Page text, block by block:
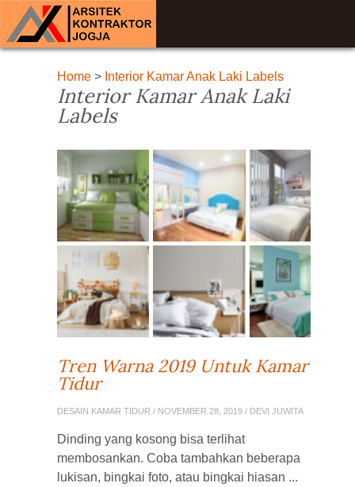
Home> Interior Kamar Anak Laki Labels
Interior Kamar Anak Laki
Labels
Tren Warna 2019 Untuk Kamar
Tidur
DESAIN KAMAR TIDUR / NOVEMBER 28, 2019 / DEVI JUWITA
Dinding yang kosong bisa terlihat
membosankan. Coba tambahkan beberapa
lukisan, bingkai foto, atau bingkai hiasan ...